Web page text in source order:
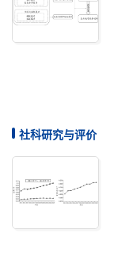
社科研究与评价